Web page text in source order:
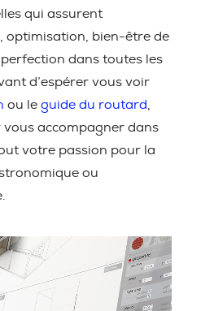
qui assurent
optimisation, bien-être de
dans toutes les
d’espérer vous voir
ou le guide du routard
accompagner dans
votre passion pour la
ou